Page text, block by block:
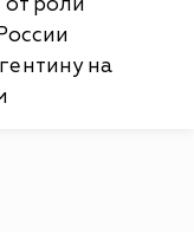
на